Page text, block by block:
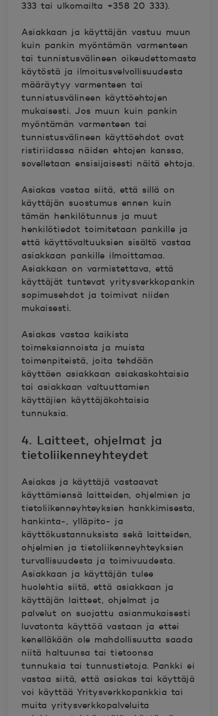
333 tai ulkomailta +358 20 333).
Asiakkaan ja käyttäjän vastuu muun
kuin pankin myöntämän varmenteen
tai tunnistusvälineen oikeudettomasta
käytöstä ja ilmoitusvelvollisuudesta
määräytyy varmenteen tai
tunnistusvälineen käyttöehtojen
mukaisesti. Jos muun kuin pankin
myöntämän varmenteen tai
tunnistusvälineen käyttöehdot ovat
ristiriidassa näiden ehtojen kanssa,
sovelletaan ensisijaisesti näitä ehtoja.
Asiakas vastaa siitä, että sillä on
käyttäjän suostumus ennen kuin
tämän henkilötunnus ja muut
henkilötiedot toimitetaan pankille ja
että käyttövaltuuksien sisältö vastaa
asiakkaan pankille ilmoittamaa.
Asiakkaan on varmistettava, että
käyttäjät tuntevat yritysverkkopankin
sopimusehdot ja toimivat niiden
mukaisesti.
Asiakas vastaa kaikista
toimeksiannoista ja muista
toimenpiteistä, joita tehdään
käyttäen asiakkaan asiakaskohtaisia
tai asiakkaan valtuuttamien
käyttäjien käyttäjäkohtaisia
tunnuksia.
4. Laitteet, ohjelmat ja
tietoliikenneyhteydet
Asiakas ja käyttäjä vastaavat
käyttämiensä laitteiden, ohjelmien ja
tietoliikenneyhteyksien hankkimisesta,
hankinta-, ylläpito- ja
käyttökustannuksista sekä laitteiden,
ohjelmien ja tietoliikenneyhteyksien
turvallisuudesta ja toimivuudesta.
Asiakkaan ja käyttäjän tulee
huolehtia siitä, että asiakkaan ja
käyttäjän laitteet, ohjelmat ja
palvelut on suojattu asianmukaisesti
luvatonta käyttöä vastaan ja ettei
kenelläkään ole mahdollisuutta saada
niitä haltuunsa tai tietoonsa
tunnuksia tai tunnustietoja. Pankki ei
vastaa siitä, että asiakas tai käyttäjä
voi käyttää Yritysverkkopankkia tai
muita yritysverkkopalveluita